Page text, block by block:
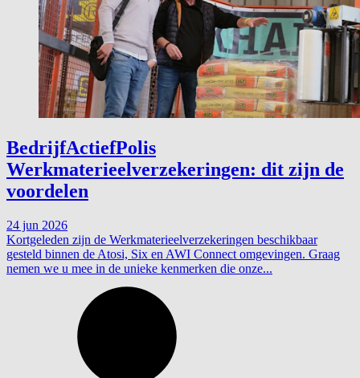
BedrijfActiefPolis
Werkmaterieelverzekeringen: dit zijn de
voordelen
24 jun 2026
Kortgeleden zijn de Werkmaterieelverzekeringen beschikbaar
gesteld binnen de Atosi, Six en AWI Connect omgevingen. Graag
nemen we u mee in de unieke kenmerken die onze...